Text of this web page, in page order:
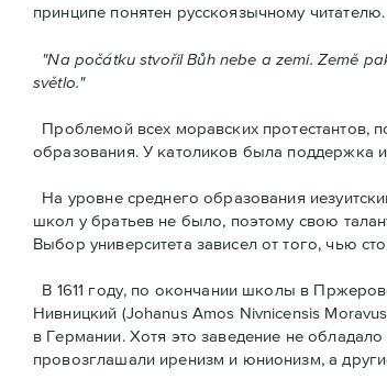
принципе понятен русскоязычному
"Na počátku stvořil Bůh nebe a zemi. Země
světlo."
Проблемой всех моравских протестантов,
образования. У католиков была поддержка
На уровне среднего образования
школ у братьев не было, поэтому свою
Выбор университета зависел от того, чью
В 1611 году, по окончании школы в
Нивницкий (Johanus Amos Nivnicensis
в Германии. Хотя это заведение не
провозглашали ирeнизм и юнионизм, а